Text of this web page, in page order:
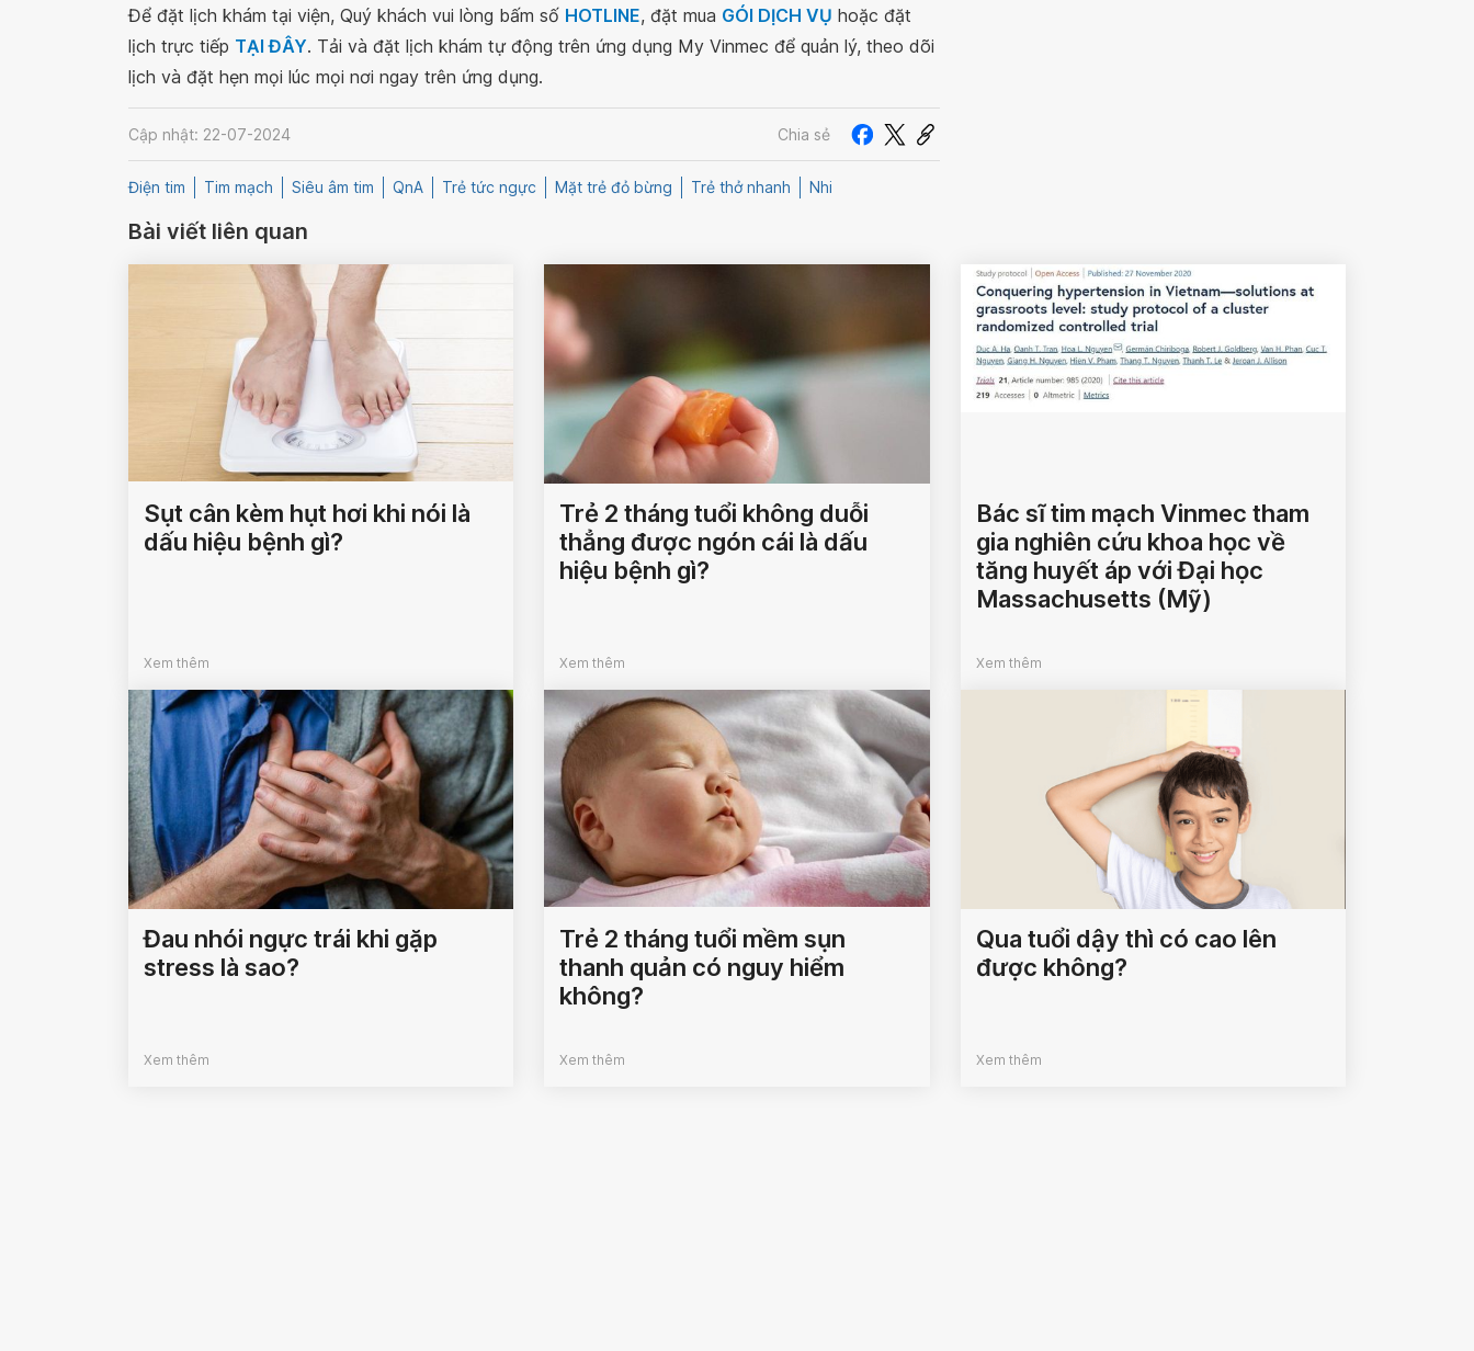
Để đặt lịch khám tại viện, Quý khách vui lòng bấm số HOTLINE, đặt mua GÓI DỊCH VỤ hoặc đặt
lịch trực tiếp TẠI ĐÂY. Tải và đặt lịch khám tự động trên ứng dụng My Vinmec để quản lý, theo dõi
lịch và đặt hẹn mọi lúc mọi nơi ngay trên ứng dụng.
Cập nhật: 22-07-2024 Chia sẻ
Điện tim Tim mạch Siêu âm tim QnA Trẻ tức ngực Mặt trẻ đỏ bừng Trẻ thở nhanh Nhi
Bài viết liên quan
Sụt cân kèm hụt hơi khi nói là
dấu hiệu bệnh gì?
Xem thêm
Trẻ 2 tháng tuổi không duỗi
thẳng được ngón cái là dấu
hiệu bệnh gì?
Xem thêm
Bác sĩ tim mạch Vinmec tham
gia nghiên cứu khoa học về
tăng huyết áp với Đại học
Massachusetts (Mỹ)
Xem thêm
Đau nhói ngực trái khi gặp
stress là sao?
Xem thêm
Trẻ 2 tháng tuổi mềm sụn
thanh quản có nguy hiểm
không?
Xem thêm
Qua tuổi dậy thì có cao lên
được không?
Xem thêm